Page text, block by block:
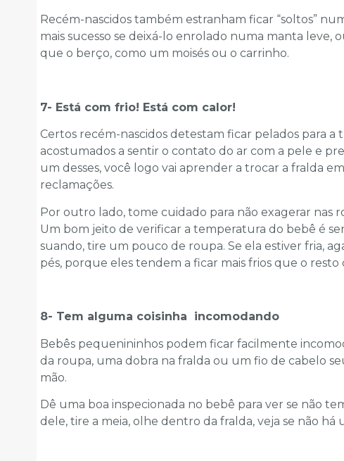
Recém-nascidos também estranham ficar “soltos”
mais sucesso se deixá-lo enrolado numa manta leve,
que o berço, como um moisés ou o carrinho.
7- Está com frio! Está com calor!
Certos recém-nascidos detestam ficar pelados para a
acostumados a sentir o contato do ar com a pele e
um desses, você logo vai aprender a trocar a fralda
reclamações.
Por outro lado, tome cuidado para não exagerar nas
Um bom jeito de verificar a temperatura do bebê é
suando, tire um pouco de roupa. Se ela estiver fria,
pés, porque eles tendem a ficar mais frios que o resto
8- Tem alguma coisinha incomodando
Bebês pequenininhos podem ficar facilmente
da roupa, uma dobra na fralda ou um fio de cabelo
mão.
Dê uma boa inspecionada no bebê para ver se não
dele, tire a meia, olhe dentro da fralda, veja se não